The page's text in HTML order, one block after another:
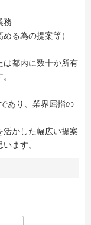
務
る為の提案等）
は都内に数十か所有
あり、業界屈指の
活かした幅広い提案
ます。